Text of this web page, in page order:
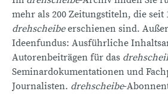
mehr als 200 Zeitungstiteln, die seit
drehscheibeerschienen sind.
Ideenfundus: Ausführliche
Autorenbeiträgen für das
Seminardokumentationen und
Journalisten. drehscheibe-